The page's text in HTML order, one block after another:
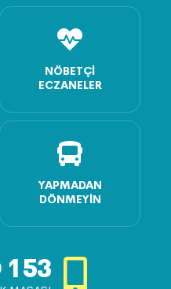
NÖBETÇI
ECZANELER
YAPMADAN
DÖNMEYIN
153